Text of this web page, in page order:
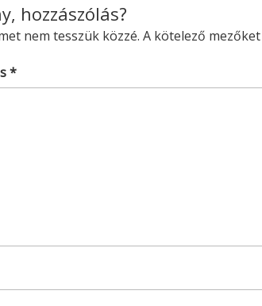
hozzászólás?
nem tesszük közzé. A kötelező mezőket
*